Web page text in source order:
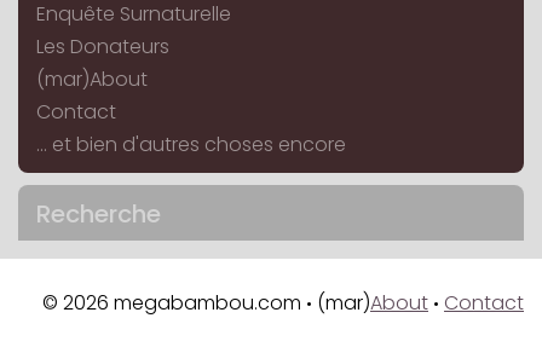
Enquête Surnaturelle
Les Donateurs
(mar)About
Contact
... et bien d'autres choses encore
Recherche
© 2026 megabambou.com • (mar)About • Contact